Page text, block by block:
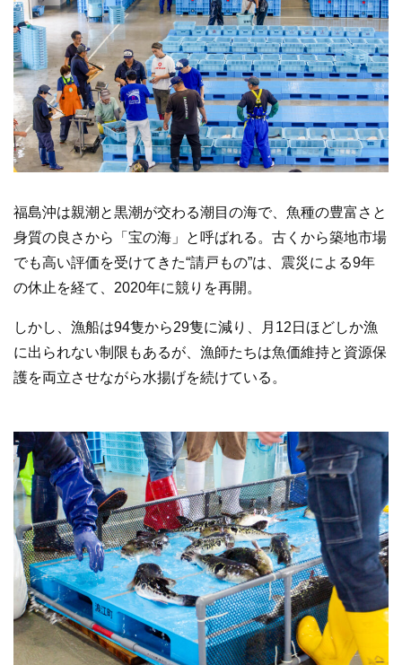
福島沖は親潮と黒潮が交わる潮目の海で、魚種の豊富さと
身質の良さから「宝の海」と呼ばれる。古くから築地市場
でも高い評価を受けてきた“請戸もの”は、震災による9年
の休止を経て、2020年に競りを再開。
しかし、漁船は94隻から29隻に減り、月12日ほどしか漁
に出られない制限もあるが、漁師たちは魚価維持と資源保
護を両立させながら水揚げを続けている。